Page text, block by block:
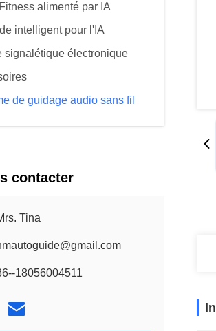
alimenté par IA
intelligent pour l'IA
signalétique électronique
de guidage audio sans fil
contacter
Tina
18056004511